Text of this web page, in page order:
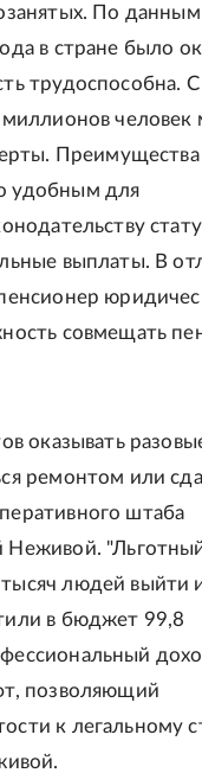
По данным
в стране было
трудоспособна.
человек
Преимущества
удобным для
выплаты. В
совмещать
оказывать
ремонтом или
штаба
Неживой.
людей выйти
в бюджет 99,8
позволяющий
к легальному